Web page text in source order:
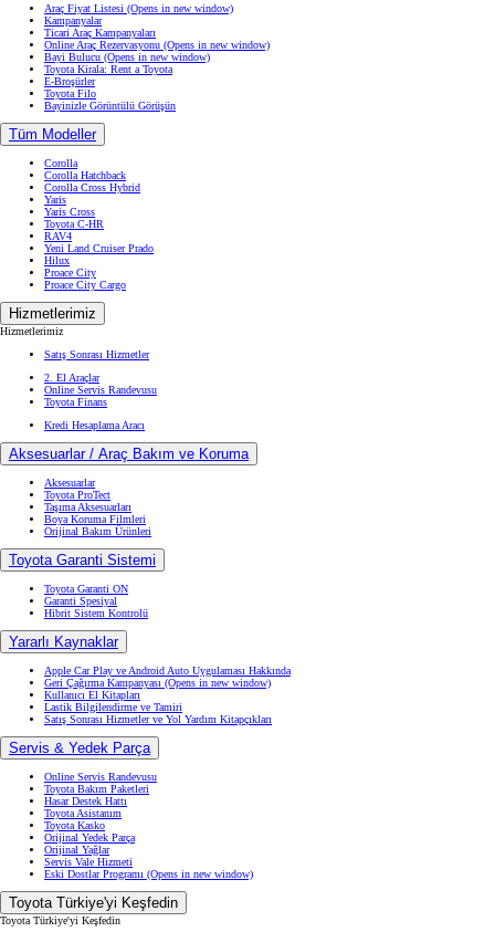
Araç Fiyat Listesi (Opens in new window)
Kampanyalar
Ticari Araç Kampanyaları
Online Araç Rezervasyonu (Opens in new window)
Bayi Bulucu (Opens in new window)
Toyota Kirala: Rent a Toyota
E-Broşürler
Toyota Filo
Bayinizle Görüntülü Görüşün
Tüm Modeller
Corolla
Corolla Hatchback
Corolla Cross Hybrid
Yaris
Yaris Cross
Toyota C-HR
RAV4
Yeni Land Cruiser Prado
Hilux
Proace City
Proace City Cargo
Hizmetlerimiz
Hizmetlerimiz
Satış Sonrası Hizmetler
2. El Araçlar
Online Servis Randevusu
Toyota Finans
Kredi Hesaplama Aracı
Aksesuarlar / Araç Bakım ve Koruma
Aksesuarlar
Toyota ProTect
Taşıma Aksesuarları
Boya Koruma Filmleri
Orijinal Bakım Ürünleri
Toyota Garanti Sistemi
Toyota Garanti ON
Garanti Spesiyal
Hibrit Sistem Kontrolü
Yararlı Kaynaklar
Apple Car Play ve Android Auto Uygulaması Hakkında
Geri Çağırma Kampanyası (Opens in new window)
Kullanıcı El Kitapları
Lastik Bilgilendirme ve Tamiri
Satış Sonrası Hizmetler ve Yol Yardım Kitapçıkları
Servis & Yedek Parça
Online Servis Randevusu
Toyota Bakım Paketleri
Hasar Destek Hattı
Toyota Asistanım
Toyota Kasko
Orijinal Yedek Parça
Orijinal Yağlar
Servis Vale Hizmeti
Eski Dostlar Programı (Opens in new window)
Toyota Türkiye'yi Keşfedin
Toyota Türkiye'yi Keşfedin